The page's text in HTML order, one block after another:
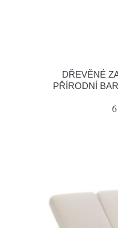
DŘEVĚNÉ
PŘÍRODNÍ